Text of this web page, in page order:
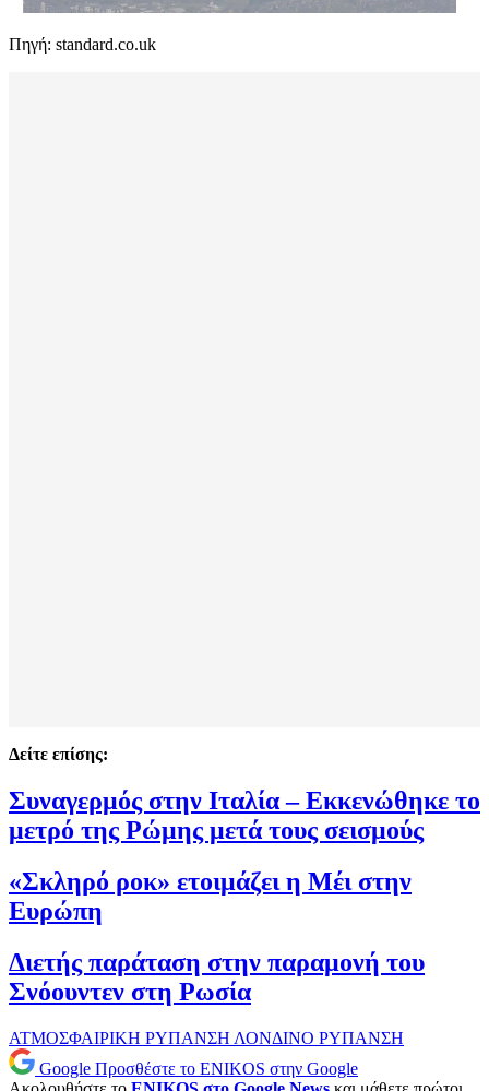
Πηγή: standard.co.uk
Δείτε επίσης:
Συναγερμός στην Ιταλία – Εκκενώθηκε το
μετρό της Ρώμης μετά τους σεισμούς
«Σκληρό ροκ» ετοιμάζει η Μέι στην
Ευρώπη
Διετής παράταση στην παραμονή του
Σνόουντεν στη Ρωσία
ΑΤΜΟΣΦΑΙΡΙΚΗ ΡΥΠΑΝΣΗ ΛΟΝΔΙΝΟ ΡΥΠΑΝΣΗ
Google Προσθέστε το ENIKOS στην Google